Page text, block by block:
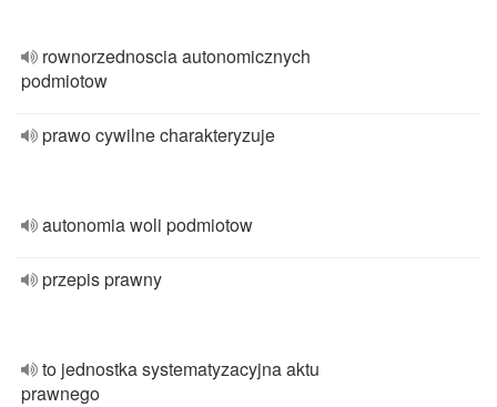
rownorzednoscia autonomicznych
podmiotow
prawo cywilne charakteryzuje
autonomia woli podmiotow
przepis prawny
to jednostka systematyzacyjna aktu
prawnego